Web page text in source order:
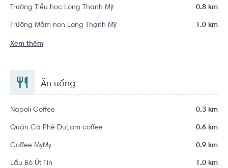
Trường Tiểu học Long Thạnh Mỹ 0.8 km
Trường Mầm non Long Thạnh Mỹ 1.0 km
Xem thêm
Ăn uống
Napoli Coffee 0.3 km
Quán Cà Phê DuLam coffee 0.6 km
Coffee MyMy 0.9 km
Lẩu Bò Út Tín 1.0 km